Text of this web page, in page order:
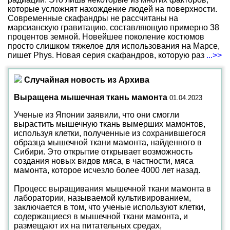
которые усложнят нахождение людей на поверхности.
Современные скафандры не рассчитаны на
марсианскую гравитацию, составляющую примерно 38
процентов земной. Новейшее поколение костюмов
просто слишком тяжелое для использования на Марсе,
пишет Phys. Новая серия скафандров, которую раз ...>>
Случайная новость из Архива
Выращена мышечная ткань мамонта 01.04.2023
Ученые из Японии заявили, что они смогли
вырастить мышечную ткань вымерших мамонтов,
используя клетки, полученные из сохранившегося
образца мышечной ткани мамонта, найденного в
Сибири. Это открытие открывает возможность
создания новых видов мяса, в частности, мяса
мамонта, которое исчезло более 4000 лет назад.
Процесс выращивания мышечной ткани мамонта в
лаборатории, называемой культивированием,
заключается в том, что ученые используют клетки,
содержащиеся в мышечной ткани мамонта, и
размещают их на питательных средах,